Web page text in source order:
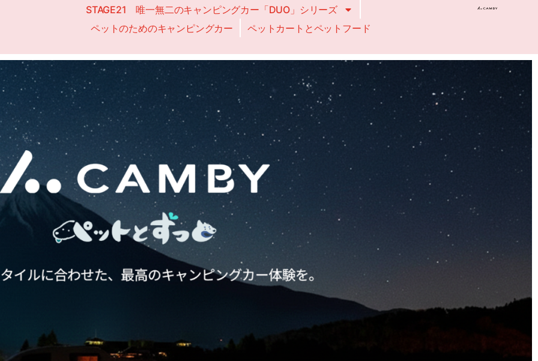
STAGE21 唯一無二のキャンピングカー「DUO」シリーズ
ペットのためのキャンピングカー
ペットカートとペットフード